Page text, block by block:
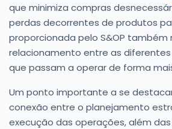
que minimiza compras
perdas decorrentes de produtos
proporcionada pelo S&OP também
relacionamento entre as
que passam a operar de forma
Um ponto importante a se destacar
conexão entre o planejamento
execução das operações, além